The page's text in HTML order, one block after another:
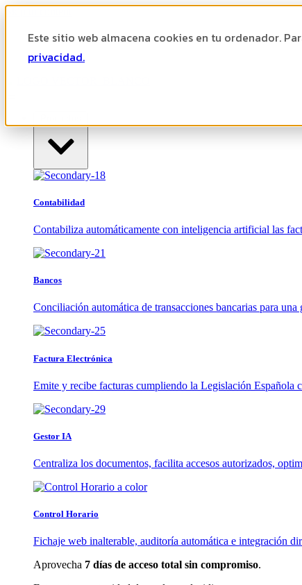
Este sitio web almacena cookies en tu ordenador.
privacidad.
Skip to content
Ayuda
Contabilidad
Contabiliza automáticamente con inteligencia artificial las
Bancos
Conciliación automática de transacciones bancarias para
Factura Electrónica
Emite y recibe facturas cumpliendo la Legislación Española
Gestor IA
Centraliza los documentos, facilita accesos autorizados,
Control Horario
Fichaje web inalterable, auditoría automática e integración
Aprovecha 7 días de acceso total sin compromiso.